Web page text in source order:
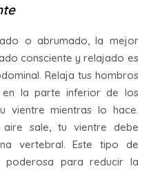
o abrumado, la mejor
consciente y relajado es
Relaja tus hombros
la parte inferior de los
vientre mientras lo hace.
sale, tu vientre debe
vertebral. Este tipo de
poderosa para reducir la